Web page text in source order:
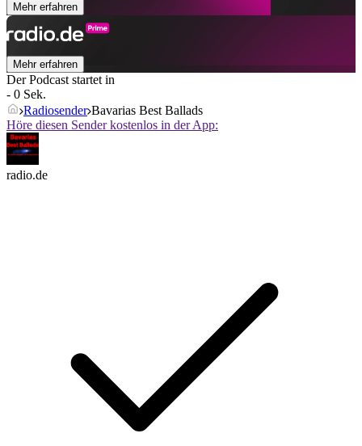
Mehr erfahren
Mehr erfahren
Der Podcast startet in
- 0 Sek.
Radiosender Bavarias Best Ballads
Höre diesen Sender kostenlos in der App:
radio.de